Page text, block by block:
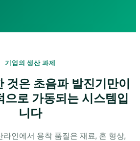
기업의 생산 과제
것은 초음파 발진기만이
으로 가동되는 시스템입
니다
라인에서 용착 품질은 재료, 혼 형상,